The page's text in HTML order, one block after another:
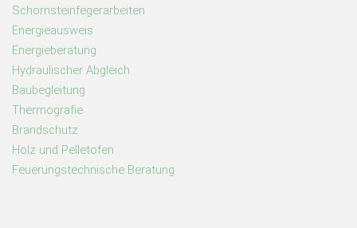
Schornsteinfegerarbeiten
Energieausweis
Energieberatung
Hydraulischer Abgleich
Baubegleitung
Thermografie
Brandschutz
Holz und Pelletofen
Feuerungstechnische Beratung